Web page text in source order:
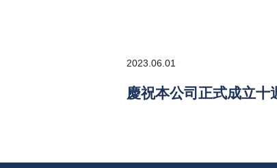
2023.06.01
慶祝本公司正式成立十